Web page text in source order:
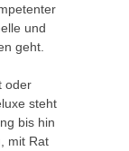
und
geht.
oder
steht
bis hin
mit Rat